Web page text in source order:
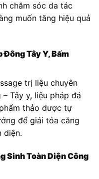
chăm sóc da tác
muốn tăng hiệu quả
Đông Tây Y, Bấm
trị liệu chuyên
Tây y, liệu pháp đá
thảo dược tự
để giải tỏa căng
diện.
Sinh Toàn Diện Công